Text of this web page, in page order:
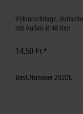
Velourseinlage,
mit Außen-Ø 48 mm
14,50 Fr.*
Best.Nummer 2920E